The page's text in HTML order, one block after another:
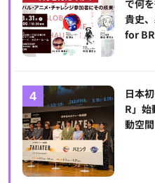
で何
貴史
for
日本
R」始
動空